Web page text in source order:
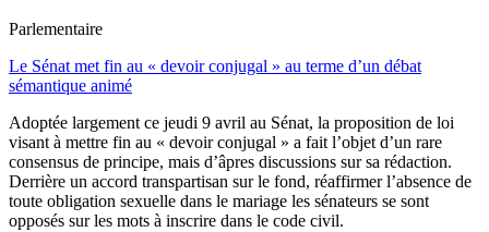
Parlementaire
Le Sénat met fin au « devoir conjugal » au terme d’un débat
sémantique animé
Adoptée largement ce jeudi 9 avril au Sénat, la proposition de loi
visant à mettre fin au « devoir conjugal » a fait l’objet d’un rare
consensus de principe, mais d’âpres discussions sur sa rédaction.
Derrière un accord transpartisan sur le fond, réaffirmer l’absence de
toute obligation sexuelle dans le mariage les sénateurs se sont
opposés sur les mots à inscrire dans le code civil.